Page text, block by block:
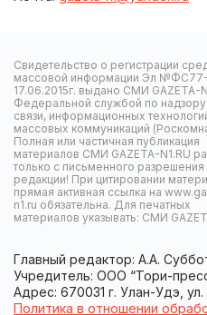
Свидетельство о регистрации
массовой информации Эл №ФС77-
17.06.2015г. выдано СМИ GAZETA-
Федеральной службой по
связи, информационных
массовых коммуникаций
Полная или частичная публикация
материалов СМИ GAZETA-N1.RU
только с письменного разрешения
редакции! При цитировании
прямая активная ссылка на
n1.ru обязательна. Для печатных
материалов указывать: СМИ
Главный редактор: А.А.
Учредитель: ООО “Тори-
Адрес: 670031 г. Улан-Удэ,
Политика в отношении